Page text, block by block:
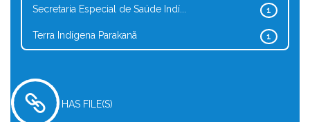
1
Secretaria Especial de Saúde Indí...
1
Terra Indígena Parakanã
HAS FILE(S)